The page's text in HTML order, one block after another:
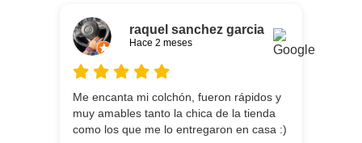
raquel sanchez garcia
Hace 2 meses
Me encanta mi colchón, fueron rápidos y
muy amables tanto la chica de la tienda
como los que me lo entregaron en casa :)